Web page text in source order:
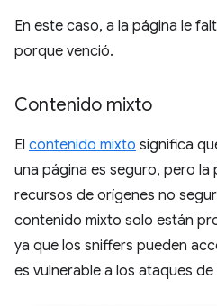
En este caso, a la página le
porque venció.
Contenido mixto
El contenido mixto significa
una página es seguro, pero
recursos de orígenes no
contenido mixto solo están
ya que los sniffers pueden
es vulnerable a los ataques